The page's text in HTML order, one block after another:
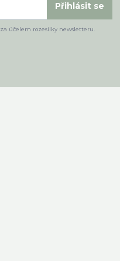
Přihlásit se
za účelem rozesílky newsletteru.